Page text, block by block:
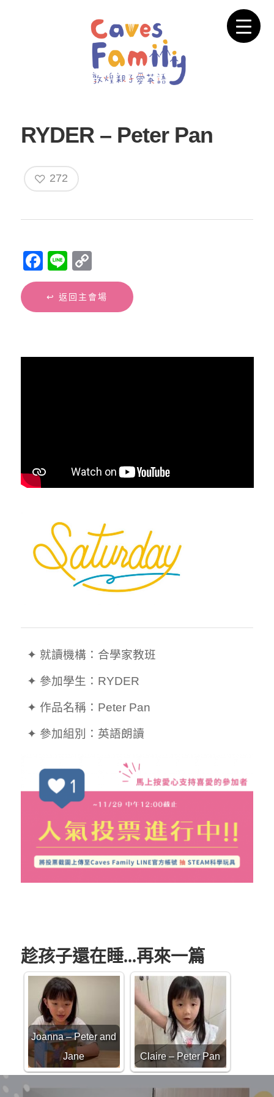
RYDER – Peter Pan
272
Facebook
Line
Link
↩︎ 返回主會場
  ✦ 就讀機構：合學家教班
  ✦ 參加學生：RYDER
  ✦ 作品名稱：Peter Pan
趁孩子還在睡...再來一篇
Joanna – Peter and
Jane
Claire – Peter Pan